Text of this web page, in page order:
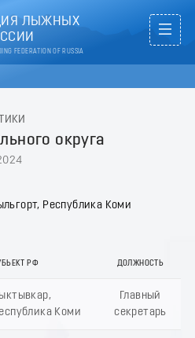
ЛЫЖНЫХ
FEDERATION OF RUSSIA
округа
Республика Коми
РФ ДОЛЖНОСТЬ
Коми
Главный
секретарь